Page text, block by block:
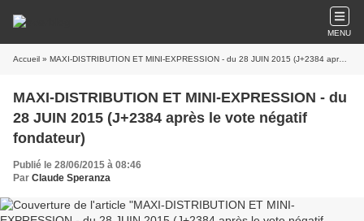
MENU
Accueil » MAXI-DISTRIBUTION ET MINI-EXPRESSION - du 28 JUIN 2015 (J+2384 après le vote négatif fondateur)
MAXI-DISTRIBUTION ET MINI-EXPRESSION - du
28 JUIN 2015 (J+2384 après le vote négatif
fondateur)
Publié le 28/06/2015 à 08:46
Par Claude Speranza